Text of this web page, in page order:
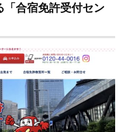
合宿免許受付セン